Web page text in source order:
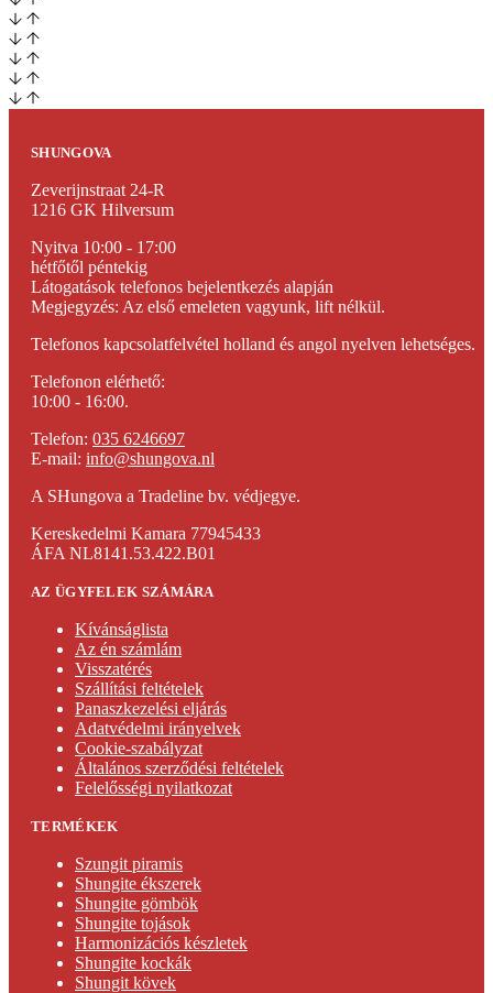
SHUNGOVA
Zeverijnstraat 24-R
1216 GK Hilversum
Nyitva 10:00 - 17:00
hétfőtől péntekig
Látogatások telefonos bejelentkezés alapján
Megjegyzés: Az első emeleten vagyunk, lift nélkül.
Telefonos kapcsolatfelvétel holland és angol nyelven lehetséges.
Telefonon elérhető:
10:00 - 16:00.
Telefon: 035 6246697
E-mail: info@shungova.nl
A SHungova a Tradeline bv. védjegye.
Kereskedelmi Kamara 77945433
ÁFA NL8141.53.422.B01
AZ ÜGYFELEK SZÁMÁRA
Kívánságlista
Az én számlám
Visszatérés
Szállítási feltételek
Panaszkezelési eljárás
Adatvédelmi irányelvek
Cookie-szabályzat
Általános szerződési feltételek
Felelősségi nyilatkozat
TERMÉKEK
Szungit piramis
Shungite ékszerek
Shungite gömbök
Shungite tojások
Harmonizációs készletek
Shungite kockák
Shungit kövek